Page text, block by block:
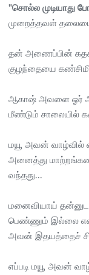
"சொல்ல முடியாது
முறைத்தவள் தலையை
தன் அணைப்பின்
குழந்தையை
ஆகாஷ் அவளை ஓர்
மீண்டும் சாலையில்
மயூ அவன் வாழ்வில்
அனைத்து
வந்தது...
மனைவியாய்
பெண்ணும் இல்லை
அவன் இதயத்தைச்
எப்படி மயூ அவன்